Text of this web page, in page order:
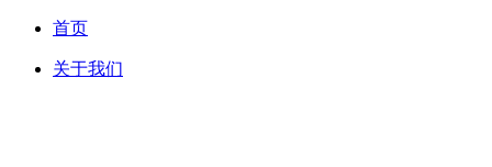
首页
关于我们